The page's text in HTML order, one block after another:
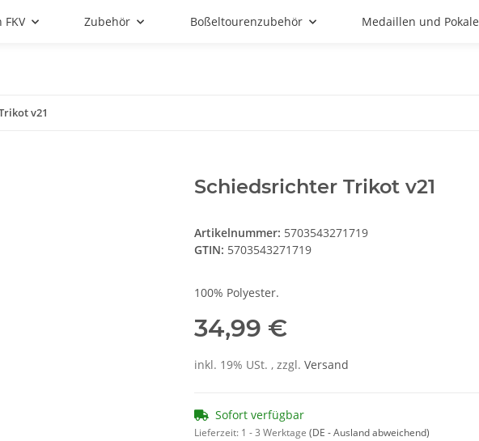
Zubehör Boßeltourenzubehör Medaillen und Pokale
v21
Schiedsrichter Trikot v21
Artikelnummer: 5703543271719
GTIN: 5703543271719
100% Polyester.
34,99 €
inkl. 19% USt. , zzgl. Versand
Sofort verfügbar
Lieferzeit: 1 - 3 Werktage (DE - Ausland abweichend)